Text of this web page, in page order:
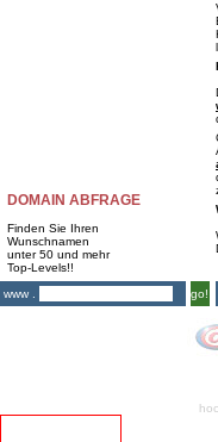
DOMAIN ABFRAGE
Finden Sie Ihren
Wunschnamen
unter 50 und mehr
Top-Levels!!
www .
go!